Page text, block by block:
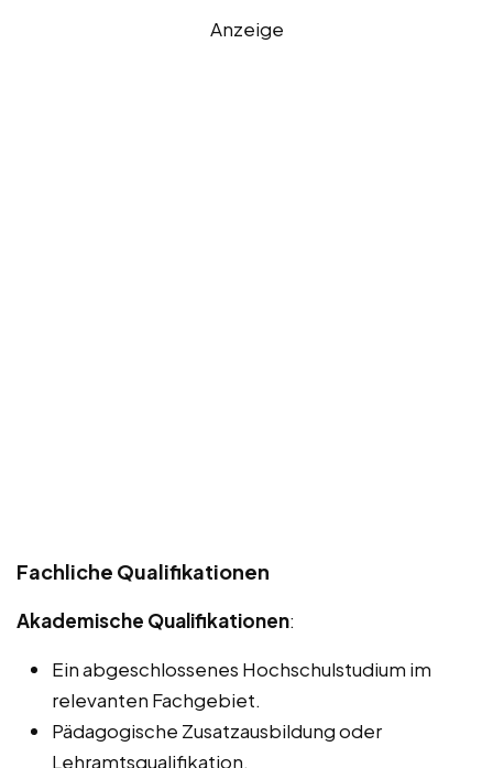
Anzeige
Fachliche Qualifikationen
Akademische Qualifikationen:
Ein abgeschlossenes Hochschulstudium im
relevanten Fachgebiet.
Pädagogische Zusatzausbildung oder
Lehramtsqualifikation.